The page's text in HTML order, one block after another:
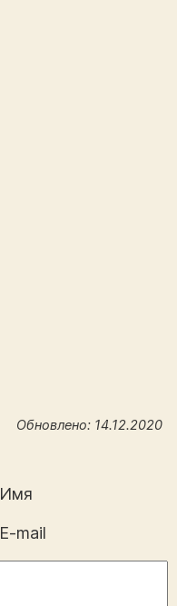
Обновлено: 14.12.2020
Имя
E-mail